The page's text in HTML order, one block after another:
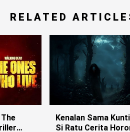
RELATED
Kenalan Sama
Si Ratu Cerita